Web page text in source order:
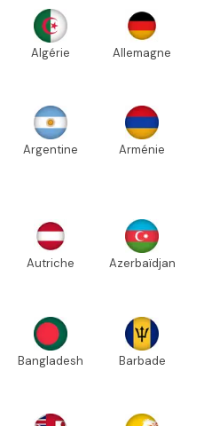
Algérie Allemagne
Argentine Arménie
Autriche Azerbaïdjan
Bangladesh Barbade